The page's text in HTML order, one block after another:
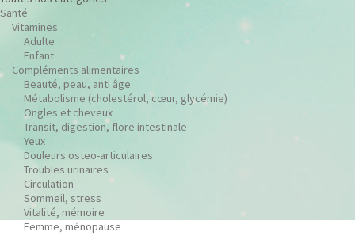
Santé
Vitamines
Adulte
Enfant
Compléments alimentaires
Beauté, peau, anti âge
Métabolisme (cholestérol, cœur, glycémie)
Ongles et cheveux
Transit, digestion, flore intestinale
Yeux
Douleurs osteo-articulaires
Troubles urinaires
Circulation
Sommeil, stress
Vitalité, mémoire
Femme, ménopause